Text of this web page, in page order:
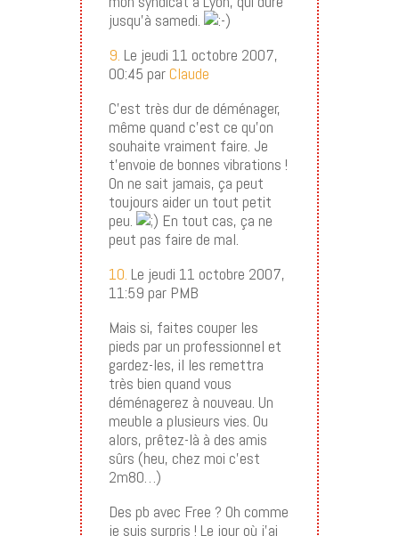
jusqu’à samedi.
9. Le jeudi 11 octobre 2007,
00:45 parClaude
C’est très dur de déménager,
même quand c’est ce qu’on
souhaite vraiment faire. Je
t’envoie de bonnes vibrations !
On ne sait jamais, ça peut
toujours aider un tout petit
peu.
En tout cas, ça ne
peut pas faire de mal.
10. Le jeudi 11 octobre 2007,
11:59 par PMB
Mais si, faites couper les
pieds par un professionnel et
gardez-les, il les remettra
très bien quand vous
déménagerez à nouveau. Un
meuble a plusieurs vies. Ou
alors, prêtez-là à des amis
sûrs (heu, chez moi c’est
2m80…)
Des pb avec Free ? Oh comme
je suis surpris ! Le jour où j’ai